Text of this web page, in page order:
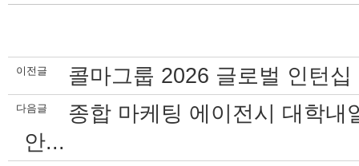
이전글 콜마그룹 2026 글로벌 인턴
다음글
종합 마케팅 에이전시 대학내
안...